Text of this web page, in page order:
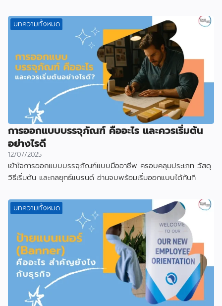
บทความทั้งหมด
การออกแบบบรรจุภัณฑ์ คืออะไร และควรเริ่มต้น
อย่างไรดี
12/07/2025
เข้าใจการออกแบบบรรจุภัณฑ์แบบมืออาชีพ ครอบคลุมประเภท วัสดุ
วิธีเริ่มต้น และกลยุทธ์แบรนด์ อ่านจบพร้อมเริ่มออกแบบได้ทันที
บทความทั้งหมด